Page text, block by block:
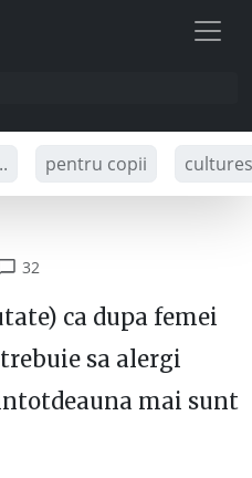
pentru copii
32
ca dupa femei
sa alergi
mai sunt